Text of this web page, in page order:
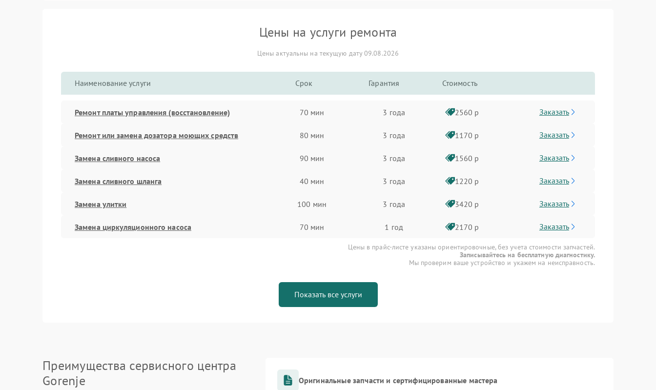
Цены на услуги ремонта
Цены актуальны на текущую дату 09.08.2026
Наименование услуги Срок Гарантия Стоимость
Ремонт платы управления (восстановление) 70 мин 3 года 2560 р Заказать
Ремонт или замена дозатора моющих средств 80 мин 3 года 1170 р Заказать
Замена сливного насоса 90 мин 3 года 1560 р Заказать
Замена сливного шланга 40 мин 3 года 1220 р Заказать
Замена улитки 100 мин 3 года 3420 р Заказать
Замена циркуляционного насоса 70 мин 1 год 2170 р Заказать
Цены в прайс-листе указаны ориентировочные, без учета стоимости запчастей.
Записывайтесь на бесплатную диагностику.
Мы проверим ваше устройство и укажем на неисправность.
Показать все услуги
Преимущества сервисного центра
Gorenje
Оригинальные запчасти и сертифицированные мастера